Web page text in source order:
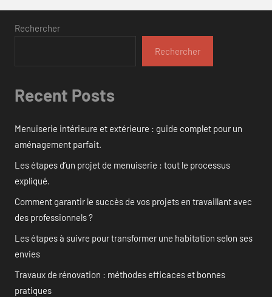
Rechercher
Rechercher
Recent Posts
Menuiserie intérieure et extérieure : guide complet pour un
aménagement parfait.
Les étapes d’un projet de menuiserie : tout le processus
expliqué.
Comment garantir le succès de vos projets en travaillant avec
des professionnels ?
Les étapes à suivre pour transformer une habitation selon ses
envies
Travaux de rénovation : méthodes efficaces et bonnes
pratiques